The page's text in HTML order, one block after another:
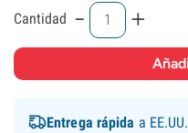
Cantidad - +
Entrega rápida a EE.UU.